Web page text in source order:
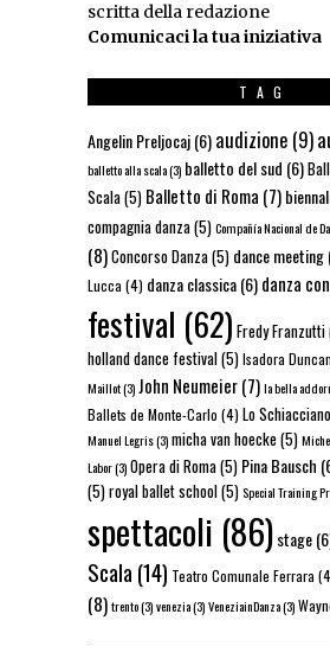
scritta della redazione
Comunicaci la tua iniziativa
TAG
Angelin Preljocaj(6)audizione (9)
balletto alla scala(3) balletto del sud (6)
Scala(5) Balletto di Roma (7)
compagnia danza(5)Compañía Nacional de
(8)Concorso Danza(5) dance meeting
Lucca(4) danza classica(6)danza
festival (62) Fredy Franzutti
holland dance festival(5)Isadora Duncan
Maillot(3)John Neumeier(7)la bella
Ballets de Monte-Carlo (4) Lo
Manuel Legris(3)micha van hoecke(5)
Labor(3)Opera di Roma(5) Pina Bausch
(5)royal ballet school(5)Special Training
spettacoli (86)stage
Scala (14) Teatro Comunale Ferrara
(8)trento(3)venezia(3)VeneziainDanza(3)